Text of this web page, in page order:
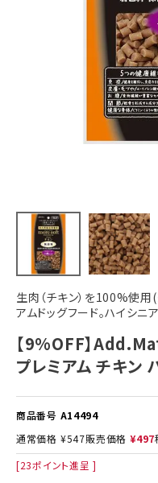
生肉（チキン）を100%使
アムドッグフード。ハイシ
【9%OFF】
プレミアム チキン
商品番号 A14494
通常価格 ¥547販売価格 ¥497
[23ポイント進呈 ]